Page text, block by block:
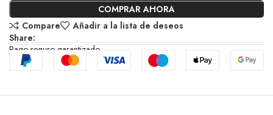
COMPRAR AHORA
Compare
Añadir a la lista de deseos
Share:
Pago seguro garantizado